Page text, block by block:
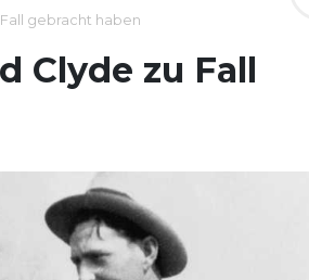
gebracht haben
Clyde zu Fall